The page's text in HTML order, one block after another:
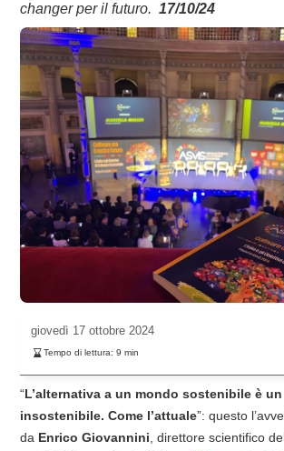
changer per il futuro. 17/10/24
giovedì 17 ottobre 2024
Tempo di lettura:9 min
“L’alternativa a un mondo sostenibile è
insostenibile. Come l’attuale”: questo
da Enrico Giovannini , direttore scientifico